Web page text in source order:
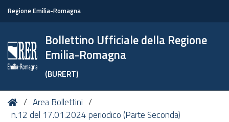
Regione Emilia-Romagna
Bollettino Ufficiale della Regione
Emilia-Romagna
(BURERT)
Tu
sei
HomeArea Bollettini
n.12 del 17.01.2024 periodico (Parte Seconda)